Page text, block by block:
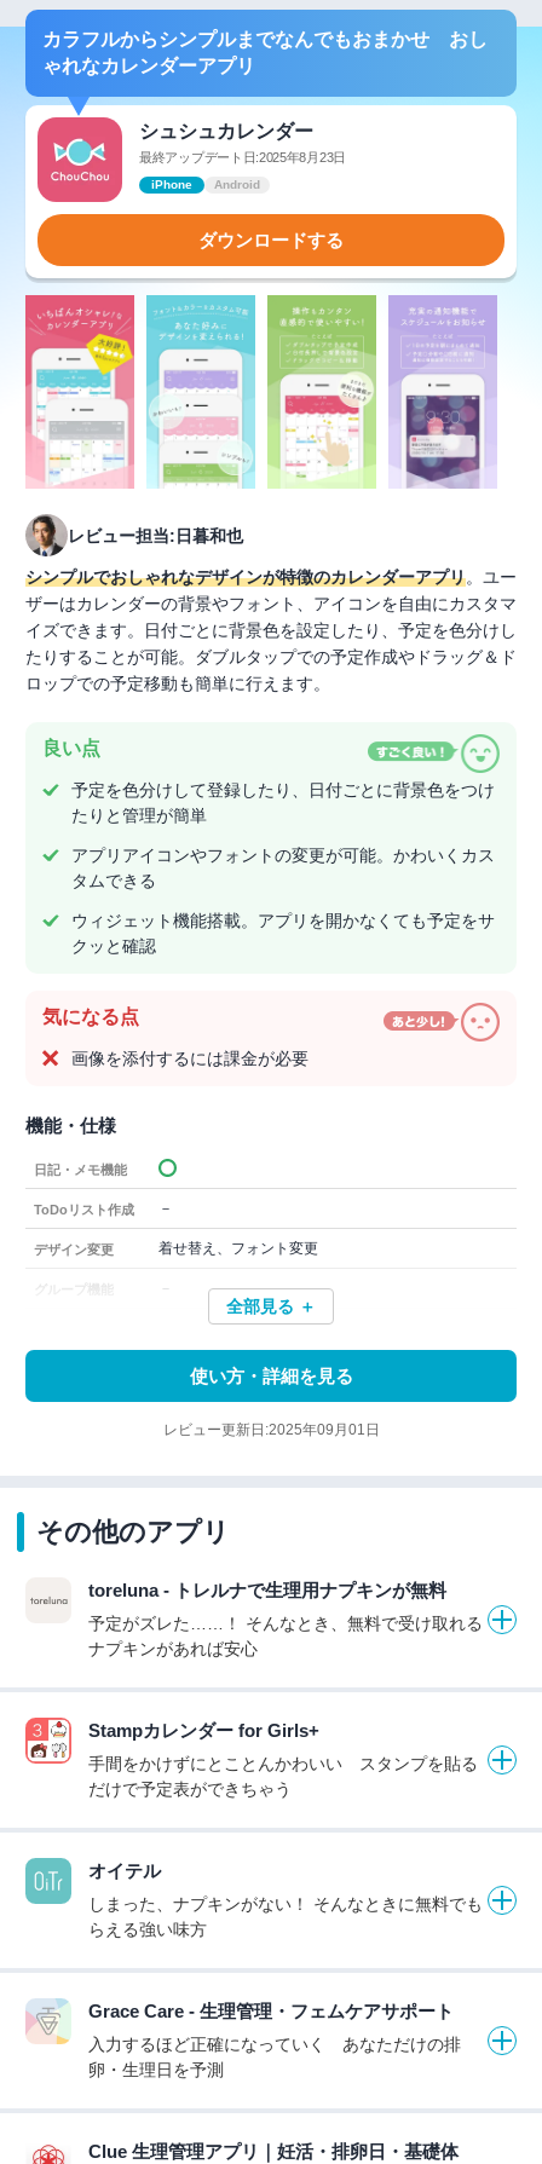
カラフルからシンプルまでなんでもおまかせ おし
ゃれなカレンダーアプリ
シュシュカレンダー
最終アップデート日:2025年8月23日
iPhone Android
ダウンロードする
レビュー担当:日暮和也
シンプルでおしゃれなデザインが特徴のカレンダーアプリ。ユー
ザーはカレンダーの背景やフォント、アイコンを自由にカスタマ
イズできます。日付ごとに背景色を設定したり、予定を色分けし
たりすることが可能。ダブルタップでの予定作成やドラッグ＆ド
ロップでの予定移動も簡単に行えます。
良い点
予定を色分けして登録したり、日付ごとに背景色をつけ
たりと管理が簡単
アプリアイコンやフォントの変更が可能。かわいくカス
タムできる
ウィジェット機能搭載。アプリを開かなくても予定をサ
クッと確認
気になる点
画像を添付するには課金が必要
機能・仕様
日記・メモ機能
ToDoリスト作成 －
デザイン変更 着せ替え、フォント変更
－
全部見る ＋
使い方・詳細を見る
レビュー更新日:2025年09月01日
その他のアプリ
toreluna - トレルナで生理用ナプキンが無料
予定がズレた……！ そんなとき、無料で受け取れる
ナプキンがあれば安心
Stampカレンダー for Girls+
手間をかけずにとことんかわいい スタンプを貼る
だけで予定表ができちゃう
オイテル
しまった、ナプキンがない！ そんなときに無料でも
らえる強い味方
Grace Care - 生理管理・フェムケアサポート
入力するほど正確になっていく あなただけの排
卵・生理日を予測
Clue 生理管理アプリ｜妊活・排卵日・基礎体